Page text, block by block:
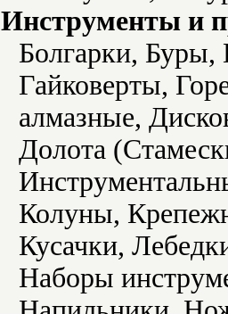
Инструменты и
Болгарки,
Гайковерты,
алмазные,
Долота
Колуны,
Кусачки,
Наборы